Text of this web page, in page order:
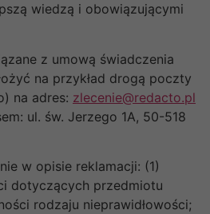
wiedzą i obowiązującymi
z umową świadczenia
na przykład drogą poczty
na adres: zlecenie@redacto.pl
ul. św. Jerzego 1A, 50-518
opisie reklamacji: (1)
dotyczących przedmiotu
rodzaju nieprawidłowości;